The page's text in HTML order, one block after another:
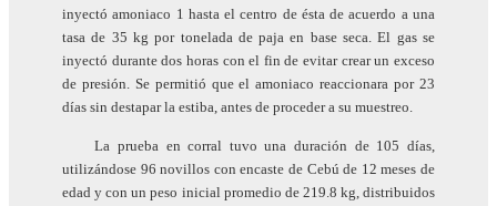
inyectó amoniaco 1 hasta el centro de ésta de acuerdo a una
tasa de 35 kg por tonelada de paja en base seca. El gas se
inyectó durante dos horas con el fin de evitar crear un exceso
de presión. Se permitió que el amoniaco reaccionara por 23
días sin destapar la estiba, antes de proceder a su muestreo.
La prueba en corral tuvo una duración de 105 días,
utilizándose 96 novillos con encaste de Cebú de 12 meses de
edad y con un peso inicial promedio de 219.8 kg, distribuidos